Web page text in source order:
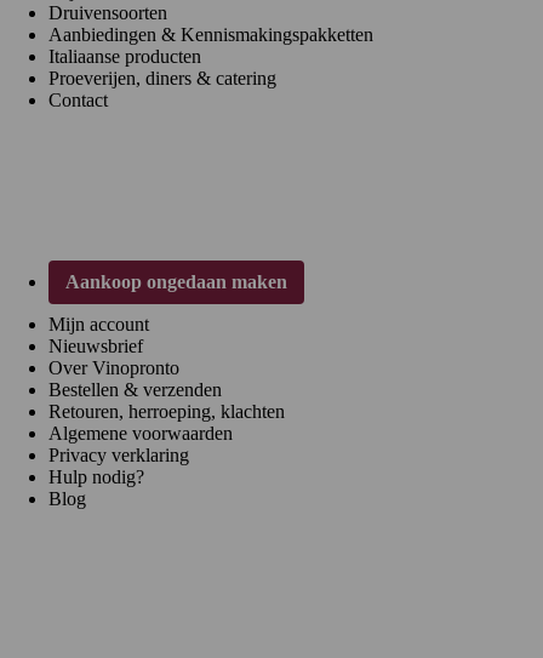
Druivensoorten
Aanbiedingen & Kennismakingspakketten
Italiaanse producten
Proeverijen, diners & catering
Contact
Aankoop ongedaan maken
Mijn account
Nieuwsbrief
Over Vinopronto
Bestellen & verzenden
Retouren, herroeping, klachten
Algemene voorwaarden
Privacy verklaring
Hulp nodig?
Blog